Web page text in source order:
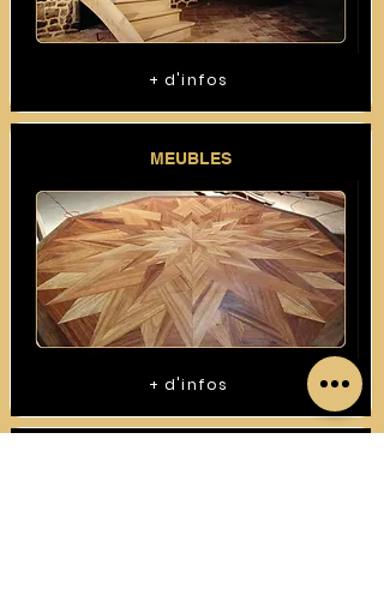
+ d'infos
MEUBLES
+ d'infos